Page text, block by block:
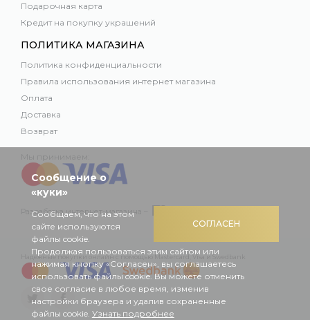
Подарочная карта
Кредит на покупку украшений
ПОЛИТИКА МАГАЗИНА
Политика конфиденциальности
Правила использования интернет магазина
Оплата
Доставка
Возврат
Разработка интернет-магазина –
Надежные покупки онлайн с помощью Mastercard, Visa и Swedbank
СОГЛАСЕН
Сообщение о
«куки»
Сообщаем, что на этом
сайте используются
файлы cookie.
Продолжая пользоваться этим сайтом или
нажимая кнопку «Согласен», вы соглашаетесь
использовать файлы cookie. Вы можете отменить
свое согласие в любое время, изменив
настройки браузера и удалив сохраненные
файлы cookie. Узнать подробнее